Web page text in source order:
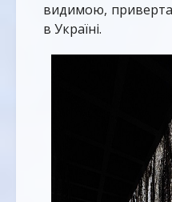
видимою,
в Україні.